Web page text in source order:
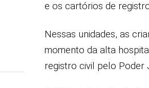
e os cartórios de
Nessas unidades, as
momento da alta
registro civil pelo Poder